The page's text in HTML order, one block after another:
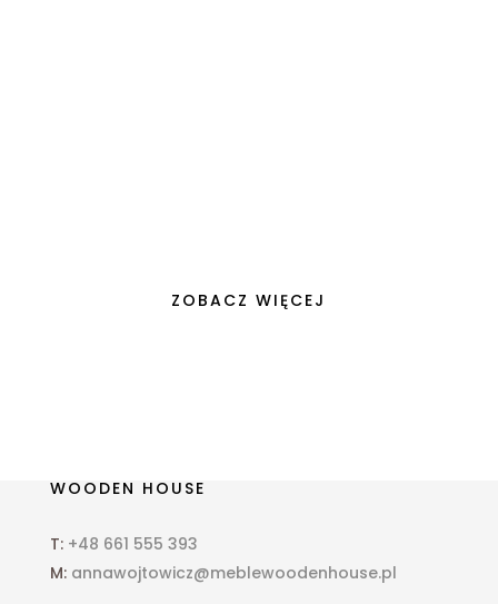
ZOBACZ WIĘCEJ
WOODEN HOUSE
T: +48 661 555 393
M: annawojtowicz@meblewoodenhouse.pl